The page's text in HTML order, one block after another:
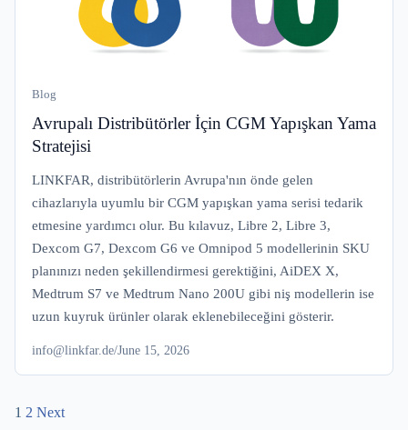
Blog
Avrupalı Distribütörler İçin CGM Yapışkan Yama
Stratejisi
LINKFAR, distribütörlerin Avrupa'nın önde gelen
cihazlarıyla uyumlu bir CGM yapışkan yama serisi tedarik
etmesine yardımcı olur. Bu kılavuz, Libre 2, Libre 3,
Dexcom G7, Dexcom G6 ve Omnipod 5 modellerinin SKU
planınızı neden şekillendirmesi gerektiğini, AiDEX X,
Medtrum S7 ve Medtrum Nano 200U gibi niş modellerin ise
uzun kuyruk ürünler olarak eklenebileceğini gösterir.
info@linkfar.de/June 15, 2026
Posts
1 2 Next